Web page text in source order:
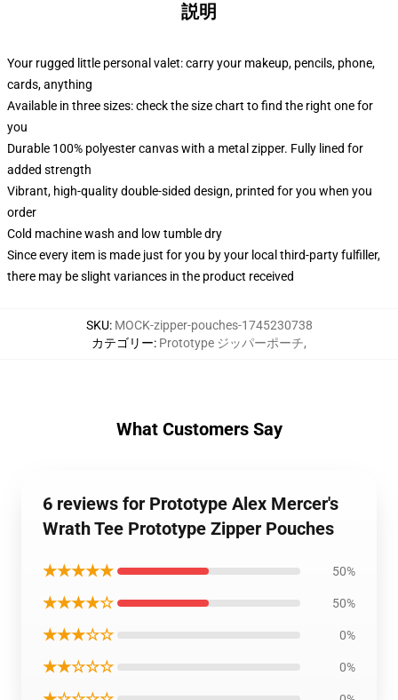
説明
Your rugged little personal valet: carry your makeup, pencils, phone,
cards, anything
Available in three sizes: check the size chart to find the right one for
you
Durable 100% polyester canvas with a metal zipper. Fully lined for
added strength
Vibrant, high-quality double-sided design, printed for you when you
order
Cold machine wash and low tumble dry
Since every item is made just for you by your local third-party fulfiller,
there may be slight variances in the product received
SKU: MOCK-zipper-pouches-1745230738
カテゴリー: Prototype ジッパーポーチ,
What Customers Say
6 reviews for Prototype Alex Mercer's
Wrath Tee Prototype Zipper Pouches
★★★★★ 50%
★★★★☆ 50%
★★★☆☆ 0%
★★☆☆☆ 0%